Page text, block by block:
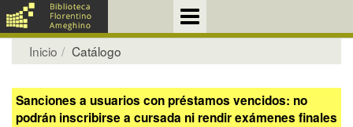
Inicio Catálogo
Sanciones a usuarios con préstamos vencidos: no
podrán inscribirse a cursada ni rendir exámenes finales